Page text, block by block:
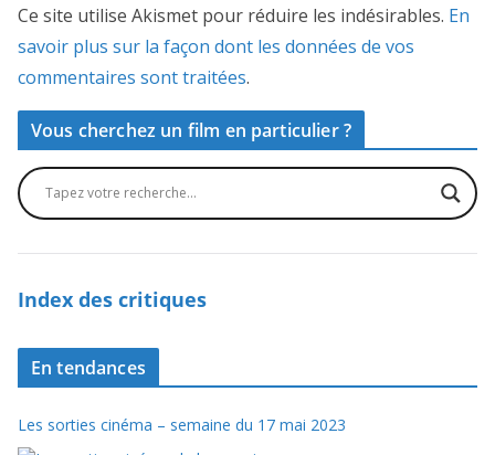
Ce site utilise Akismet pour réduire les indésirables. En
savoir plus sur la façon dont les données de vos
commentaires sont traitées.
Vous cherchez un film en particulier ?
Index des critiques
En tendances
Les sorties cinéma – semaine du 17 mai 2023